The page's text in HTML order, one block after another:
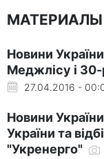
Новини
Меджлісу і
27.04.2016 -
Новини
України та
"Укренерго"